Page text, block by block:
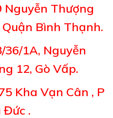
Nguyễn Thượng
Bình Thạnh.
36/1A, Nguyễn
12, Gò Vấp.
Kha Vạn Cân , P
Đức .